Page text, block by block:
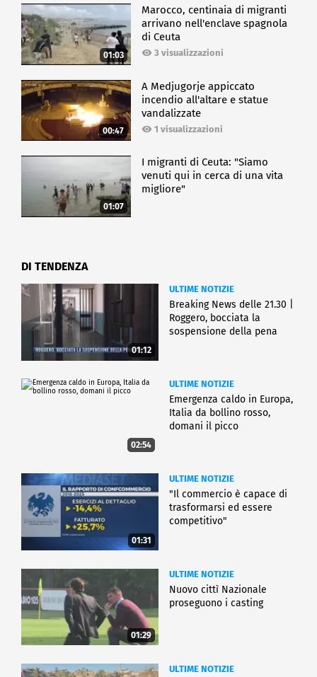
01:03
Marocco, centinaia di migranti
arrivano nell'enclave spagnola
di Ceuta
3 visualizzazioni
00:47
A Medjugorje appiccato
incendio all'altare e statue
vandalizzate
1 visualizzazioni
01:07
I migranti di Ceuta: "Siamo
venuti qui in cerca di una vita
migliore"
DI TENDENZA
01:12
ULTIME NOTIZIE
Breaking News delle 21.30 |
Roggero, bocciata la
sospensione della pena
02:54
ULTIME NOTIZIE
Emergenza caldo in Europa,
Italia da bollino rosso,
domani il picco
01:31
ULTIME NOTIZIE
"Il commercio è capace di
trasformarsi ed essere
competitivo"
01:29
ULTIME NOTIZIE
Nuovo cittì Nazionale
proseguono i casting
ULTIME NOTIZIE